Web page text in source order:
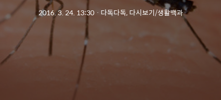
2016. 3. 24. 13:30ㆍ 다독다독, 다시보기/생활백과